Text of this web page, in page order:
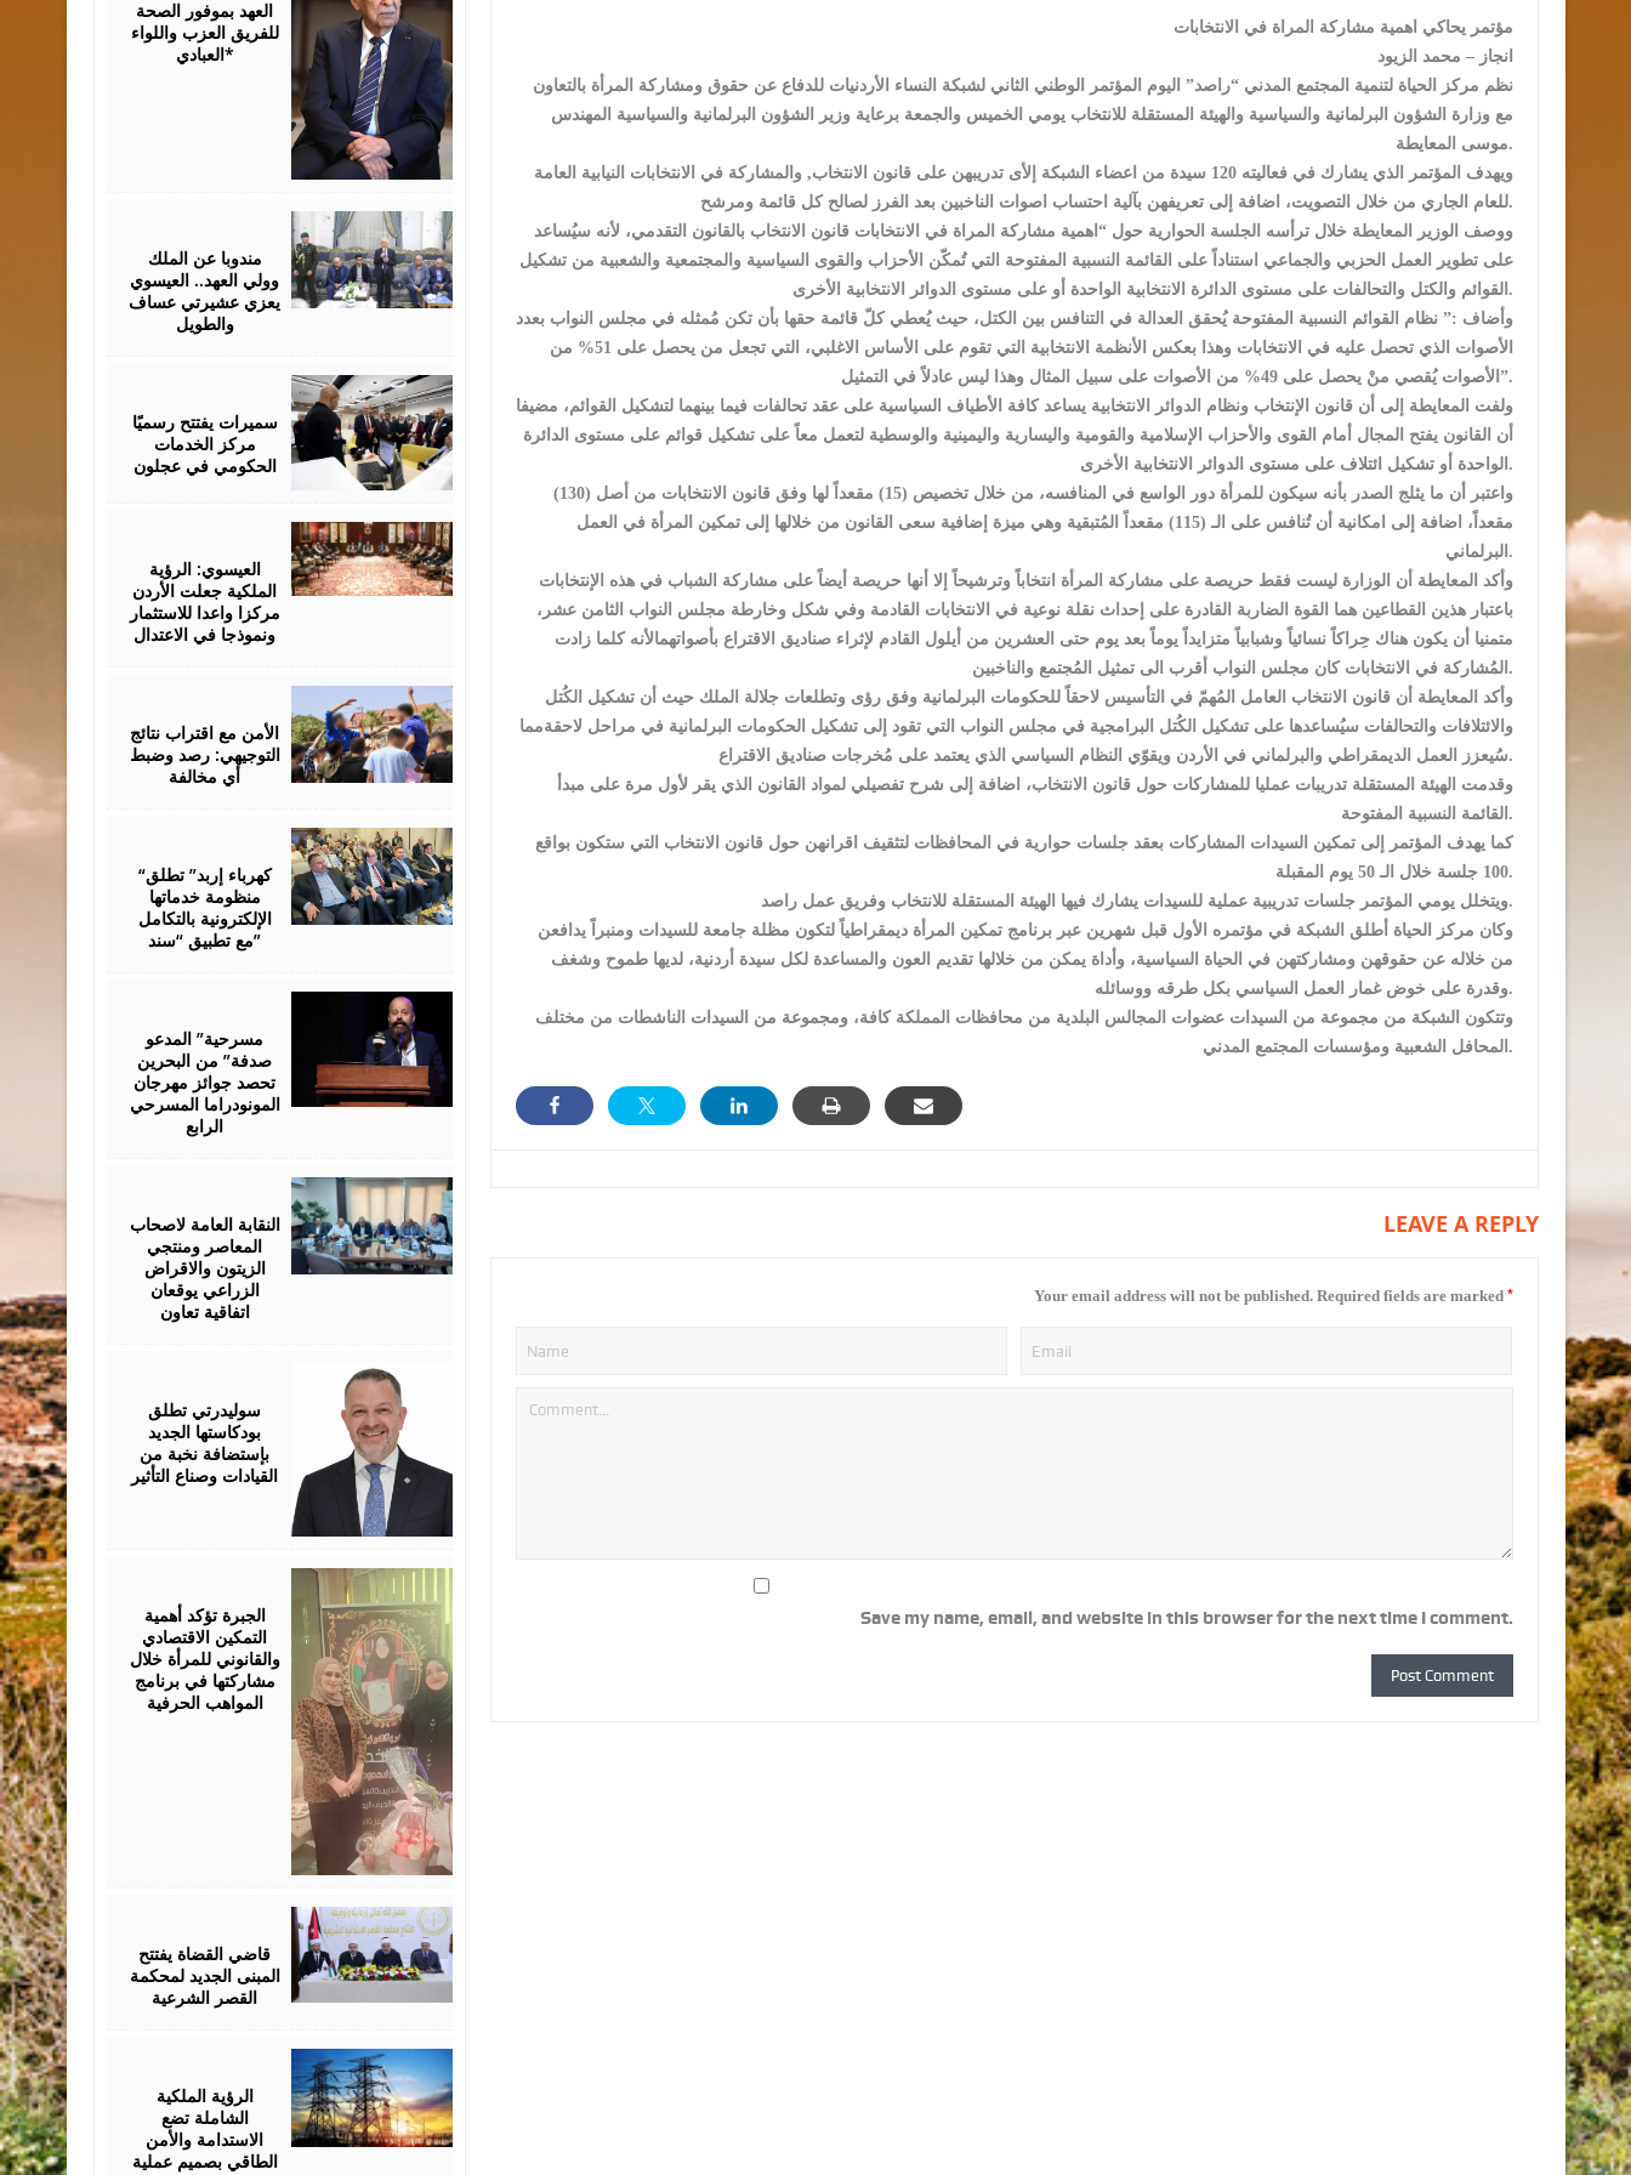
مؤتمر يحاكي اهمية مشاركة المراة في الانتخابات
انجاز – محمد الزيود
نظم مركز الحياة لتنمية المجتمع المدني “راصد” اليوم المؤتمر الوطني الثاني لشبكة النساء الأردنيات للدفاع عن حقوق ومشاركة المرأة بالتعاون
مع وزارة الشؤون البرلمانية والسياسية والهيئة المستقلة للانتخاب يومي الخميس والجمعة برعاية وزير الشؤون البرلمانية والسياسية المهندس
موسى المعايطة.
ويهدف المؤتمر الذي يشارك في فعاليته 120 سيدة من اعضاء الشبكة إلأى تدريبهن على قانون الانتخاب, والمشاركة في الانتخابات النيابية العامة
للعام الجاري من خلال التصويت، اضافة إلى تعريفهن بآلية احتساب اصوات الناخبين بعد الفرز لصالح كل قائمة ومرشح.
ووصف الوزير المعايطة خلال ترأسه الجلسة الحوارية حول “اهمية مشاركة المراة في الانتخابات قانون الانتخاب بالقانون التقدمي، لأنه سيُساعد
على تطوير العمل الحزبي والجماعي استناداً على القائمة النسبية المفتوحة التي تُمكّن الأحزاب والقوى السياسية والمجتمعية والشعبية من تشكيل
القوائم والكتل والتحالفات على مستوى الدائرة الانتخابية الواحدة أو على مستوى الدوائر الانتخابية الأخرى.
وأضاف :” نظام القوائم النسبية المفتوحة يُحقق العدالة في التنافس بين الكتل، حيث يُعطي كلّ قائمة حقها بأن تكن مُمثله في مجلس النواب بعدد
الأصوات الذي تحصل عليه في الانتخابات وهذا بعكس الأنظمة الانتخابية التي تقوم على الأساس الاغلبي، التي تجعل من يحصل على 51% من
الأصوات يُقصي منْ يحصل على 49% من الأصوات على سبيل المثال وهذا ليس عادلاً في التمثيل”.
ولفت المعايطة إلى أن قانون الإنتخاب ونظام الدوائر الانتخابية يساعد كافة الأطياف السياسية على عقد تحالفات فيما بينهما لتشكيل القوائم، مضيفا
أن القانون يفتح المجال أمام القوى والأحزاب الإسلامية والقومية واليسارية واليمينية والوسطية لتعمل معاً على تشكيل قوائم على مستوى الدائرة
الواحدة أو تشكيل ائتلاف على مستوى الدوائر الانتخابية الأخرى.
واعتبر أن ما يثلج الصدر بأنه سيكون للمرأة دور الواسع في المنافسه، من خلال تخصيص (15) مقعداً لها وفق قانون الانتخابات من أصل (130)
مقعداً، اضافة إلى امكانية أن تُنافس على الـ (115) مقعداً المُتبقية وهي ميزة إضافية سعى القانون من خلالها إلى تمكين المرأة في العمل
البرلماني.
وأكد المعايطة أن الوزارة ليست فقط حريصة على مشاركة المرأة انتخاباً وترشيحاً إلا أنها حريصة أيضاً على مشاركة الشباب في هذه الإنتخابات
باعتبار هذين القطاعين هما القوة الضاربة القادرة على إحداث نقلة نوعية في الانتخابات القادمة وفي شكل وخارطة مجلس النواب الثامن عشر،
متمنيا أن يكون هناك حِراكاً نسائياً وشبابياً متزايداً يوماً بعد يوم حتى العشرين من أيلول القادم لإثراء صناديق الاقتراع بأصواتهمالأنه كلما زادت
المُشاركة في الانتخابات كان مجلس النواب أقرب الى تمثيل المُجتمع والناخبين.
وأكد المعايطة أن قانون الانتخاب العامل المُهمّ في التأسيس لاحقاً للحكومات البرلمانية وفق رؤى وتطلعات جلالة الملك حيث أن تشكيل الكُتل
والائتلافات والتحالفات سيُساعدها على تشكيل الكُتل البرامجية في مجلس النواب التي تقود إلى تشكيل الحكومات البرلمانية في مراحل لاحقةمما
سُيعزز العمل الديمقراطي والبرلماني في الأردن ويقوّي النظام السياسي الذي يعتمد على مُخرجات صناديق الاقتراع.
وقدمت الهيئة المستقلة تدريبات عمليا للمشاركات حول قانون الانتخاب، اضافة إلى شرح تفصيلي لمواد القانون الذي يقر لأول مرة على مبدأ
القائمة النسبية المفتوحة.
كما يهدف المؤتمر إلى تمكين السيدات المشاركات بعقد جلسات حوارية في المحافظات لتثقيف اقرانهن حول قانون الانتخاب التي ستكون بواقع
100 جلسة خلال الـ 50 يوم المقبلة.
ويتخلل يومي المؤتمر جلسات تدريبية عملية للسيدات يشارك فيها الهيئة المستقلة للانتخاب وفريق عمل راصد.
وكان مركز الحياة أطلق الشبكة في مؤتمره الأول قبل شهرين عبر برنامج تمكين المرأة ديمقراطياً لتكون مظلة جامعة للسيدات ومنبراً يدافعن
من خلاله عن حقوقهن ومشاركتهن في الحياة السياسية، وأداة يمكن من خلالها تقديم العون والمساعدة لكل سيدة أردنية، لديها طموح وشغف
وقدرة على خوض غمار العمل السياسي بكل طرقه ووسائله.
وتتكون الشبكة من مجموعة من السيدات عضوات المجالس البلدية من محافظات المملكة كافة، ومجموعة من السيدات الناشطات من مختلف
المحافل الشعبية ومؤسسات المجتمع المدني.
LEAVE A REPLY
Your email address will not be published. Required fields are marked *
Save my name, email, and website in this browser for the next time I comment.
العهد بموفور الصحة
للفريق العزب واللواء
العبادي*
مندوبا عن الملك
وولي العهد.. العيسوي
يعزي عشيرتي عساف
والطويل
سميرات يفتتح رسميًا
مركز الخدمات
الحكومي في عجلون
2026
العيسوي: الرؤية
الملكية جعلت الأردن
مركزا واعدا للاستثمار
ونموذجا في الاعتدال
الأمن مع اقتراب نتائج
التوجيهي: رصد وضبط
أي مخالفة
2026
“كهرباء إربد” تطلق
منظومة خدماتها
الإلكترونية بالتكامل
مع تطبيق “سند”
مسرحية” المدعو
صدفة” من البحرين
تحصد جوائز مهرجان
المونودراما المسرحي
الرابع
النقابة العامة لاصحاب
المعاصر ومنتجي
الزيتون والاقراض
الزراعي يوقعان
اتفاقية تعاون
2026
سوليدرتي تطلق
بودكاستها الجديد
بإستضافة نخبة من
القيادات وصناع التأثير
الجبرة تؤكد أهمية
التمكين الاقتصادي
والقانوني للمرأة خلال
مشاركتها في برنامج
المواهب الحرفية
قاضي القضاة يفتتح
المبنى الجديد لمحكمة
القصر الشرعية
الرؤية الملكية
الشاملة تضع
الاستدامة والأمن
الطاقي بصميم عملية